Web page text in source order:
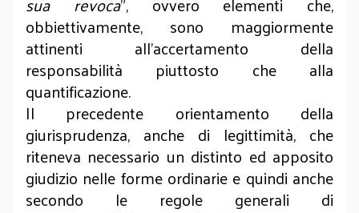
obbiettivamente, sono maggiormente
attinenti all’accertamento della
responsabilità piuttosto che alla
quantificazione.
Il precedente orientamento della
giurisprudenza, anche di legittimità, che
riteneva necessario un distinto ed apposito
giudizio nelle forme ordinarie e quindi anche
secondo le regole generali di